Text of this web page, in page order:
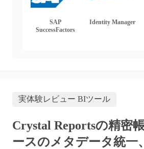
SAP
SuccessFactors
Identity Manager
実体験レビュー BIツール
Crystal Reportsの精密
ースのメタデータ統一